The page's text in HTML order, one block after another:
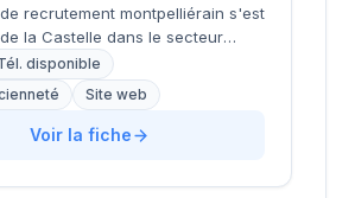
recrutement montpelliérain s'est
la Castelle dans le secteur
la métropole. La structure
activités de conseil en
en s'appuyant sur une approche
et des outils digitaux modernes.
disponible
Site web
Voir la fiche